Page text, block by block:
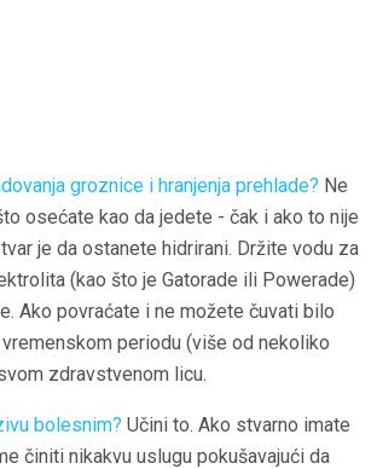
groznice i hranjenja prehlade? Ne
osećate kao da jedete - čak i ako to nije
je da ostanete hidrirani. Držite vodu za
(kao što je Gatorade ili Powerade)
Ako povraćate i ne možete čuvati bilo
periodu (više od nekoliko
zdravstvenom licu.
bolesnim? Učini to. Ako stvarno imate
činiti nikakvu uslugu pokušavajući da